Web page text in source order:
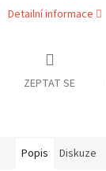
Detailní informace
ZEPTAT SE
Popis Diskuze